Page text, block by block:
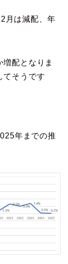
月は減配、年
配となりま
てそうです
年までの推